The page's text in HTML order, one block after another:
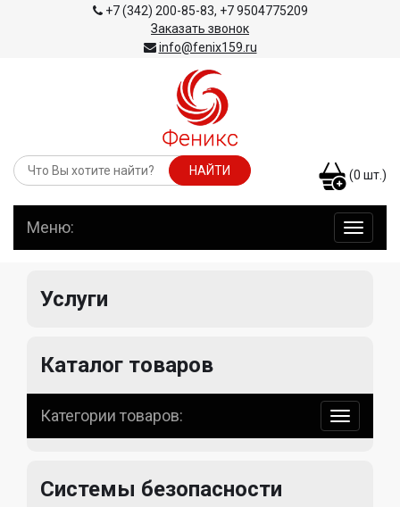
+7 (342) 200-85-83, +7 9504775209
Заказать звонок
info@fenix159.ru
(0 шт.)
по
Меню:
Услуги
Каталог товаров
по
Категории товаров:
Системы безопасности